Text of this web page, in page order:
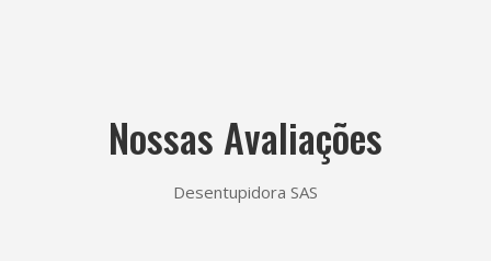
Nossas Avaliações
Desentupidora SAS